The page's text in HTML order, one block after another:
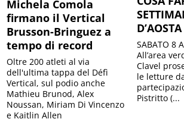
Michela Comola
firmano il Vertical
Brusson-Bringuez a
tempo di record
Oltre 200 atleti al via
dell'ultima tappa del Défì
Vertical, sul podio anche
Mathieu Brunod, Alex
Noussan, Miriam Di Vincenzo
e Kaitlin Allen
D’AOSTA
SABATO 8
All’area
Clavel
le letture
Pistritto (...